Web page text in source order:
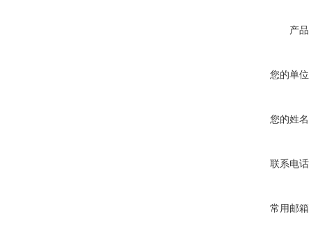
产品
您的单位
您的姓名
联系电话
常用邮箱